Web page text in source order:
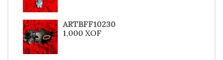
ARTBFF10230
1,000 XOF